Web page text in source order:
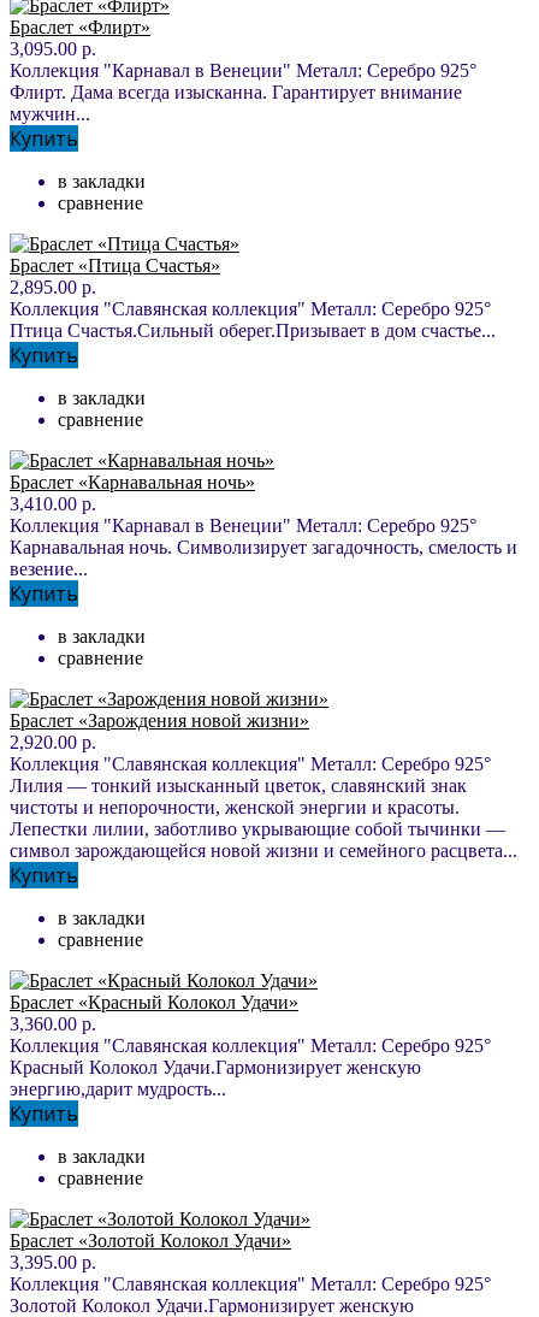
Браслет «Флирт»
3,095.00 р.
Коллекция "Карнавал в Венеции" Металл: Серебро 925°
Флирт. Дама всегда изысканна. Гарантирует внимание
мужчин...
Купить
в закладки
сравнение
Браслет «Птица Счастья»
2,895.00 р.
Коллекция "Славянская коллекция" Металл: Серебро 925°
Птица Счастья.Сильный оберег.Призывает в дом счастье...
Купить
в закладки
сравнение
Браслет «Карнавальная ночь»
3,410.00 р.
Коллекция "Карнавал в Венеции" Металл: Серебро 925°
Карнавальная ночь. Символизирует загадочность, смелость и
везение...
Купить
в закладки
сравнение
Браслет «Зарождения новой жизни»
2,920.00 р.
Коллекция "Славянская коллекция" Металл: Серебро 925°
Лилия — тонкий изысканный цветок, славянский знак
чистоты и непорочности, женской энергии и красоты.
Лепестки лилии, заботливо укрывающие собой тычинки —
символ зарождающейся новой жизни и семейного расцвета...
Купить
в закладки
сравнение
Браслет «Красный Колокол Удачи»
3,360.00 р.
Коллекция "Славянская коллекция" Металл: Серебро 925°
Красный Колокол Удачи.Гармонизирует женскую
энергию,дарит мудрость...
Купить
в закладки
сравнение
Браслет «Золотой Колокол Удачи»
3,395.00 р.
Коллекция "Славянская коллекция" Металл: Серебро 925°
Золотой Колокол Удачи.Гармонизирует женскую